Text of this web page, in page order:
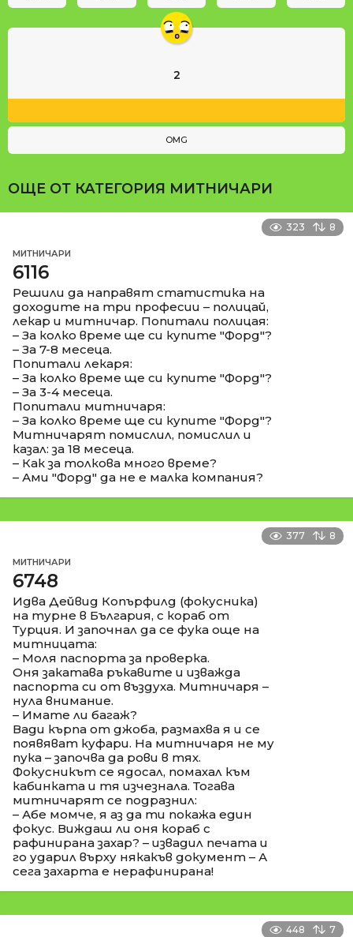
2
OMG
ОЩЕ ОТ КАТЕГОРИЯ МИТНИЧАРИ
323 8
МИТНИЧАРИ
6116
Решили да направят статистика на
доходите на три професии – полицай,
лекар и митничар. Попитали полицая:
– За колко време ще си купите "Форд"?
– За 7-8 месеца.
Попитали лекаря:
– За колко време ще си купите "Форд"?
– За 3-4 месеца.
Попитали митничаря:
– За колко време ще си купите "Форд"?
Митничарят помислил, помислил и
казал: за 18 месеца.
– Как за толкова много време?
– Ами "Форд" да не е малка компания?
377 8
МИТНИЧАРИ
6748
Идва Дейвид Копърфилд (фокусника)
на турне в България, с кораб от
Турция. И започнал да се фука още на
митницата:
– Моля паспорта за проверка.
Оня закатава ръкавите и изважда
паспорта си от въздуха. Митничаря –
нула внимание.
– Имате ли багаж?
Вади кърпа от джоба, размахва я и се
появяват куфари. На митничаря не му
пука – започва да рови в тях.
Фокусникът се ядосал, помахал към
кабинката и тя изчезнала. Тогава
митничарят се подразнил:
– Абе момче, я аз да ти покажа един
фокус. Виждаш ли оня кораб с
рафинирана захар? – извадил печата и
го ударил върху някакъв документ – А
сега захарта е нерафинирана!
448 7